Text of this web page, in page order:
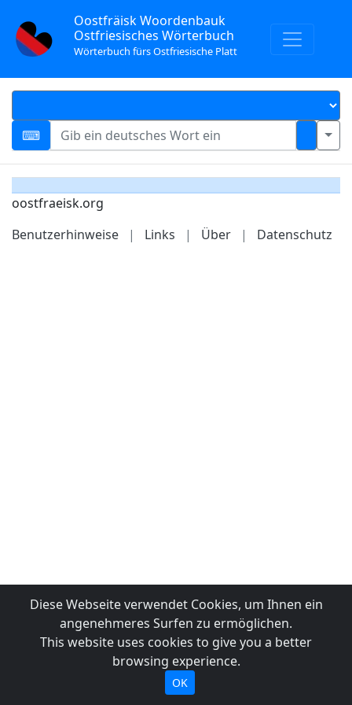
Oostfräisk Woordenbauk
Ostfriesisches Wörterbuch
Wörterbuch fürs Ostfriesische Platt
oostfraeisk.org
Benutzerhinweise
| Links | Über | Datenschutz
Diese Webseite verwendet Cookies, um Ihnen ein
angenehmeres Surfen zu ermöglichen.
This website uses cookies to give you a better
browsing experience.
OK